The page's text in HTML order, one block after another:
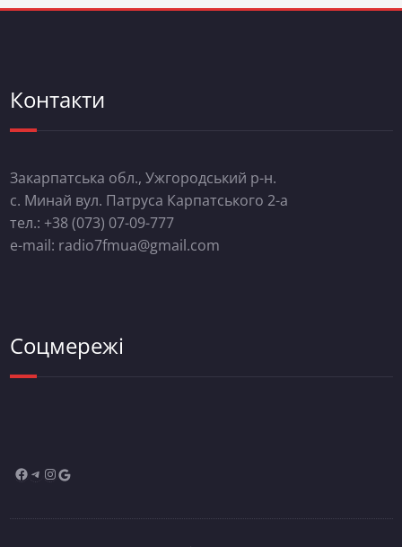
Контакти
Закарпатська обл., Ужгородський р-н.
с. Минай вул. Патруса Карпатського 2-а
тел.: +38 (073) 07-09-777
e-mail: radio7fmua@gmail.com
Соцмережі